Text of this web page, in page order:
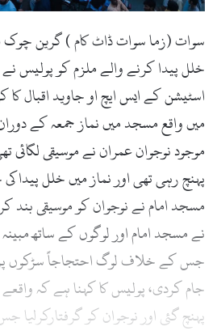
سوات (زما سوات ڈاٹ کام ) گرین چوک
خلل پیدا کرنے والے ملزم کو پولیس نے
اسٹیشن کے ایس ایچ او جاوید اقبال
میں واقع مسجد میں نماز جمعہ کے دوران
موجود نوجوان عمران نے موسیقی
پہنچ رہی تھی اور نماز میں خلل پیدا
مسجد امام نے نوجوان کو موسیقی بند
نے مسجد امام اور لوگوں کے ساتھ
جس کے خلاف لوگ احتجاجاً سڑکوں
جام کردی، پولیس کا کہنا ہے کہ
پہنچ گئی اور نوجوان کو